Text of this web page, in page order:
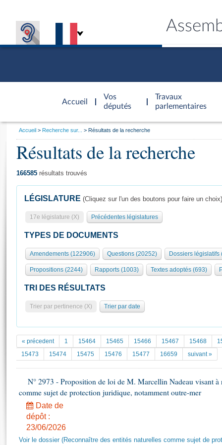
Accueil
d'accueil
Vos
députés
Travaux
parlementaires
Présidence
577 députés
Groupes politiques
Séance publique
Commissions et autres organes
Europe et International
Pétitions
Documents parlementaires
Projets de loi
Propositions de loi
Amendements
Textes adoptés
Général
Rôle et pouvoirs de l'Assemblée
Organisation de l'Assemblée
Présidence Conférence des Présidents Bureau Collège des
Statistiques et chiffres clés
Documents de référence
( Constitution | Règlement de l'Assemblée ... )
Histoire
Juniors
Anciennes législatures
Liens vers les sites publics
Visiter l'Assemblée
Visite virtuelle du palais Bourbon
Assister à une séance
La Bibliothèque
Les archives
Photos libres de droit
Vous
Accueil Recherche sur... Résultats de la recherche
Résultats de la recherche
166585 résultats trouvés
LÉGISLATURE (Cliquez sur l'un des boutons pour faire un choix)
17e législature (X) Précédentes législatures
TYPES DE DOCUMENTS
Amendements (122906) Questions (20252) Dossiers législatifs
Propositions (2244) Rapports (1003) Textes adoptés (693)
TRI DES RÉSULTATS
Trier par pertinence (X) Trier par date
« précedent 1 15464 15465 15466 15467 15468
15473
15474 15475 15476 15477 16659 suivant »
N° 2973 - Proposition de loi de M. Marcellin Nadeau visant à
comme sujet de protection juridique, notamment outre-mer
Date de
dépôt :
23/06/2026
Voir le dossier (Reconnaître des entités naturelles comme sujet de